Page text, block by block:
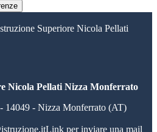
Superiore Nicola Pellati
Nicola Pellati Nizza Monferrato
14049 - Nizza Monferrato (AT)
Link per inviare una mail